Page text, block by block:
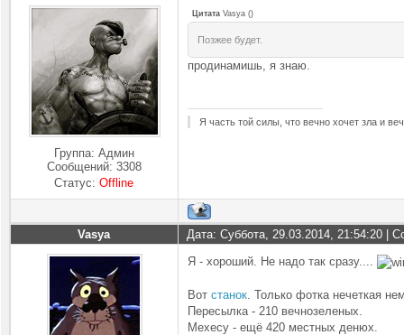
Группа: Админ
Сообщений: 3308
Статус:Offline
Цитата Vasya ()
Позжее будет.
продинамишь, я знаю.
Я часть той силы, что вечно хочет зла и
Vasya Дата: Суббота, 29.03.2014, 21:54:20 |
Я - хороший. Не надо так сразу....
Вот станок . Только фотка нечеткая
Пересылка - 210 вечнозеленых.
Мехесу - ещё 420 местных денюх.